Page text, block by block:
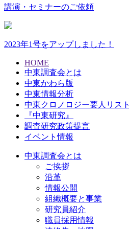
講演・セミナーのご依頼
2023年1号をアップしました！
HOME
中東調査会とは
中東かわら版
中東情報分析
中東クロノロジー要人リスト
『中東研究』
調査研究政策提言
イベント情報
中東調査会とは
ご挨拶
沿革
情報公開
組織概要と事業
研究員紹介
職員採用情報